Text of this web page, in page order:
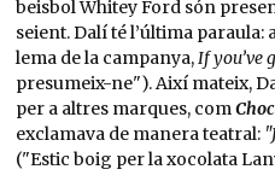
beisbol Whitey Ford són
seient. Dalí té l’última paraula:
lema de la campanya,If you’ve
presumeix-ne"). Així mateix,
per a altres marques, com
exclamava de manera teatral:
("Estic boig per la xocolata